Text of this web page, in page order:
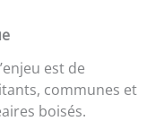
est de
communes et
boisés.